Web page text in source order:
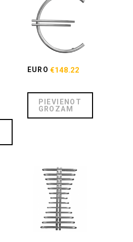
EURO €148.22
PIEVIENOT
GROZAM